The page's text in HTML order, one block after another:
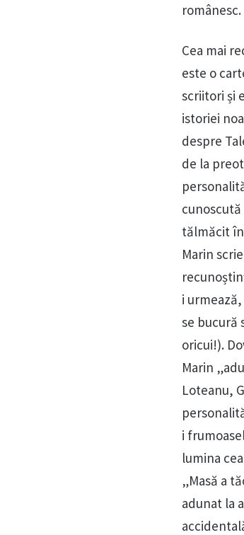
românesc.
Cea mai
este o
scriitori și
istoriei
despre
de la
tălmăcit
Marin
i
se bucură
oricui!).
Marin
Loteanu,
i
lumina
„Masă a
adunat la